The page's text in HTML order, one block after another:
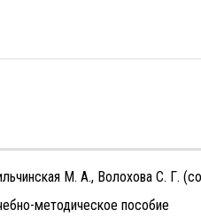
М. А., Волохова С. Г.
методическое пособие